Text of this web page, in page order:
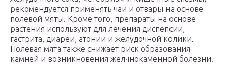
рекомендуется применять чаи и отвары на основе
полевой мяты. Кроме того, препараты на основе
растения используют для лечения диспепсии,
гастрита, диареи, атонии и желудочной колики.
Полевая мята также снижает риск образования
камней и возникновения желчнокаменной болезни.